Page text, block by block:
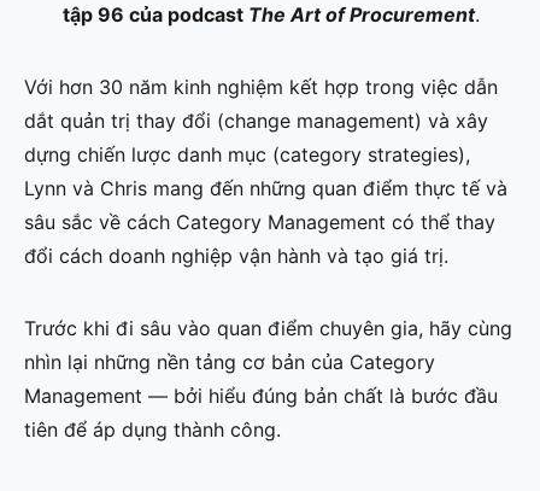
tập 96 của podcast The Art of Procurement.
Với hơn 30 năm kinh nghiệm kết hợp trong việc dẫn
dắt quản trị thay đổi (change management) và xây
dựng chiến lược danh mục (category strategies),
Lynn và Chris mang đến những quan điểm thực tế và
sâu sắc về cách Category Management có thể thay
đổi cách doanh nghiệp vận hành và tạo giá trị.
Trước khi đi sâu vào quan điểm chuyên gia, hãy cùng
nhìn lại những nền tảng cơ bản của Category
Management — bởi hiểu đúng bản chất là bước đầu
tiên để áp dụng thành công.